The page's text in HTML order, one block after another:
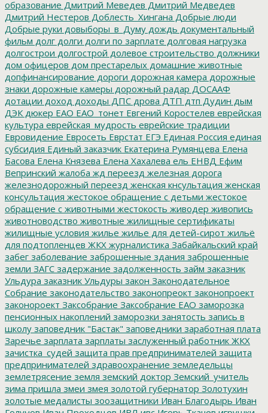
образование Дмитрий Меведев Дмитрий Медведев
Дмитрий Нестеров Доблесть_Хингана Добрые люди
Добрые руки довыборы_в_Думу дождь документальный
фильм долг долги долги по зарплате долговая нагрузка
долгострои долгострой долевое строительство должники
дом офицеров дом престарелых домашние животные
допфинансирование дороги дорожная камера дорожные
знаки дорожные камеры дорожный радар ДОСААФ
дотации доход доходы ДПС дрова ДТП дтп Дудин дым
ДЭК дюкер ЕАО ЕАО_тонет Евгений Коростелев еврейская
культура еврейская_мудрость еврейские традиции
Евровидение Евросеть Еврстат ЕГЭ Единая Россия единая
субсидия Единый заказчик Екатерина Румянцева Елена
Басова Елена Князева Елена Хахалева ель ЕНВД Ефим
Вепринский жалоба жд переезд железная дорога
железнодорожный переезд женская кнсультация женская
консультация жестокое обращение с детьми жестокое
обращение с животными жестокость живодер живопись
животноводство животные жилищные сертификаты
жилищные условия жилье жилье для детей-сирот жильё
для подтопленцев ЖКХ журналистика Забайкальский край
забег заболевание заброшенные здания заброшенные
земли ЗАГС задержание задолженность займ заказник
Ульдура заказник Ульдуры закон Законодательное
Собрание законодательство законопреокт законопроект
законороект Заксобрание Заксобрание ЕАО заморозка
пенсионных накоплений заморозки занятость запись в
школу заповедник "Бастак" заповедники заработная плата
Заречье зарплата зарплаты заслуженный работник ЖКХ
зачистка_судей защита прав предпринимателей защита
предпринимателей здравоохранение земледельцы
землетрясение земля земский доктор Земский_учитель
зима пришла змеи змея золотой губернатор Золотухин
золотые медалисты зоозащитники Иван Благодырь Иван